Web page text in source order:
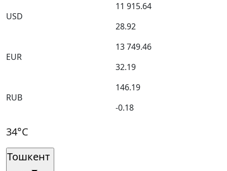
USD
11 915.64
28.92
EUR
13 749.46
32.19
RUB
146.19
-0.18
34°C
Тошкент